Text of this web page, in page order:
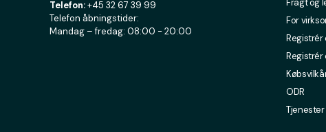
Telefon:+45 32 67 39 99
Telefon åbningstider:
Mandag – fredag: 08:00 - 20:00
Fragt og
For
Registrér
Registrér
ODR
Tjenester